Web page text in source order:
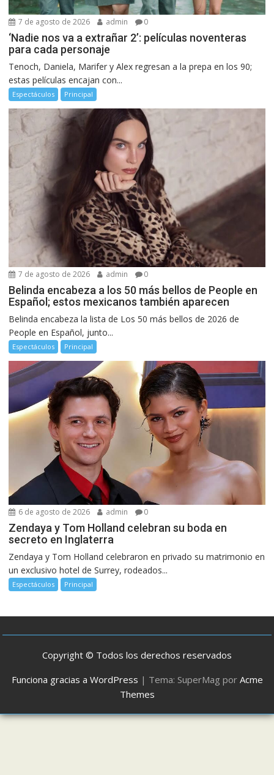
7 de agosto de 2026 admin 0
‘Nadie nos va a extrañar 2’: películas noventeras
para cada personaje
Tenoch, Daniela, Marifer y Alex regresan a la prepa en los 90;
estas películas encajan con...
Espectáculos Principal
7 de agosto de 2026 admin 0
Belinda encabeza a los 50 más bellos de People en
Español; estos mexicanos también aparecen
Belinda encabeza la lista de Los 50 más bellos de 2026 de
People en Español, junto...
Espectáculos Principal
6 de agosto de 2026 admin 0
Zendaya y Tom Holland celebran su boda en
secreto en Inglaterra
Zendaya y Tom Holland celebraron en privado su matrimonio en
un exclusivo hotel de Surrey, rodeados...
Espectáculos Principal
Copyright © Todos los derechos reservados
Funciona gracias a WordPress | Tema: SuperMag por Acme
Themes